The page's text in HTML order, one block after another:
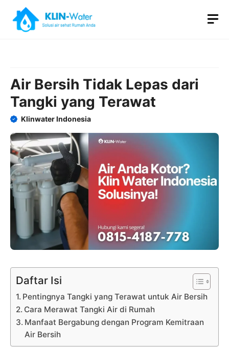
content
Air Bersih Tidak Lepas dari
Tangki yang Terawat
Klinwater Indonesia
Daftar Isi
Pentingnya Tangki yang Terawat untuk Air Bersih
Cara Merawat Tangki Air di Rumah
Manfaat Bergabung dengan Program Kemitraan
Air Bersih